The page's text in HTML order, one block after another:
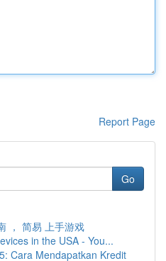
Report Page
Go
， 简易 上手游戏
in the USA - You...
Cara Mendapatkan Kredit